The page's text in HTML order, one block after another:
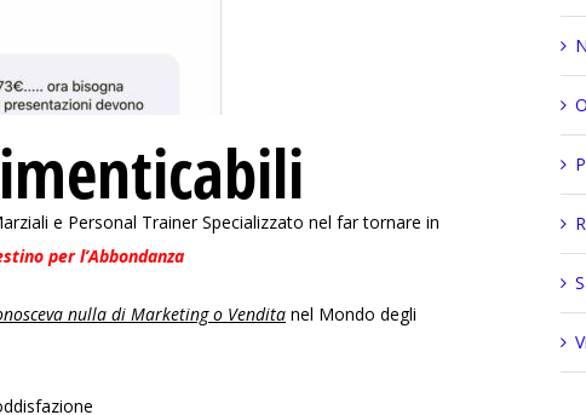
e Personal Trainer Specializzato nel far tornare in
per l’Abbondanza
nulla di Marketing o Vendita nel Mondo degli